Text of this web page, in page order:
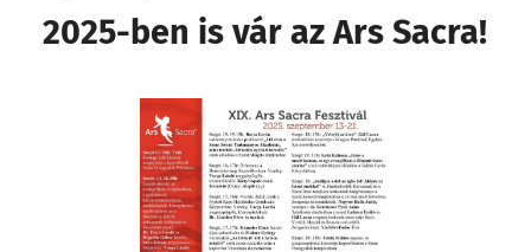
2025-ben is vár az Ars Sacra!